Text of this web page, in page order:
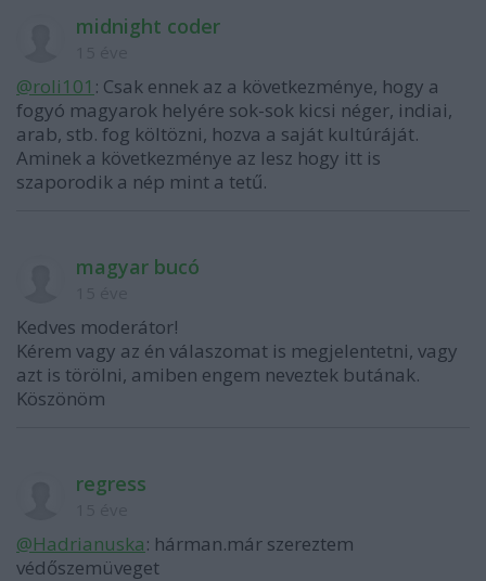
midnight coder
@roli101 : Csak ennek az a következménye, hogy a
fogyó magyarok helyére sok-sok kicsi néger, indiai,
arab, stb. fog költözni, hozva a saját kultúráját.
Aminek a következménye az lesz hogy itt is
szaporodik a nép mint a tetű.
magyar bucó
Kedves moderátor!
Kérem vagy az én válaszomat is megjelentetni, vagy
azt is törölni, amiben engem neveztek butának.
Köszönöm
regress
@Hadrianuska: hárman.már szereztem
védőszemüveget